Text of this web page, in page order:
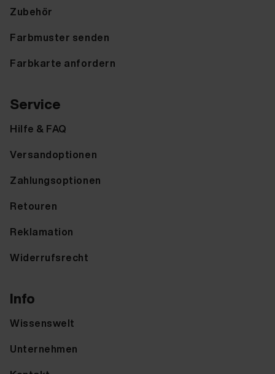
Zubehör
Farbmuster senden
Farbkarte anfordern
Service
Hilfe & FAQ
Versandoptionen
Zahlungsoptionen
Retouren
Reklamation
Widerrufsrecht
Info
Wissenswelt
Unternehmen